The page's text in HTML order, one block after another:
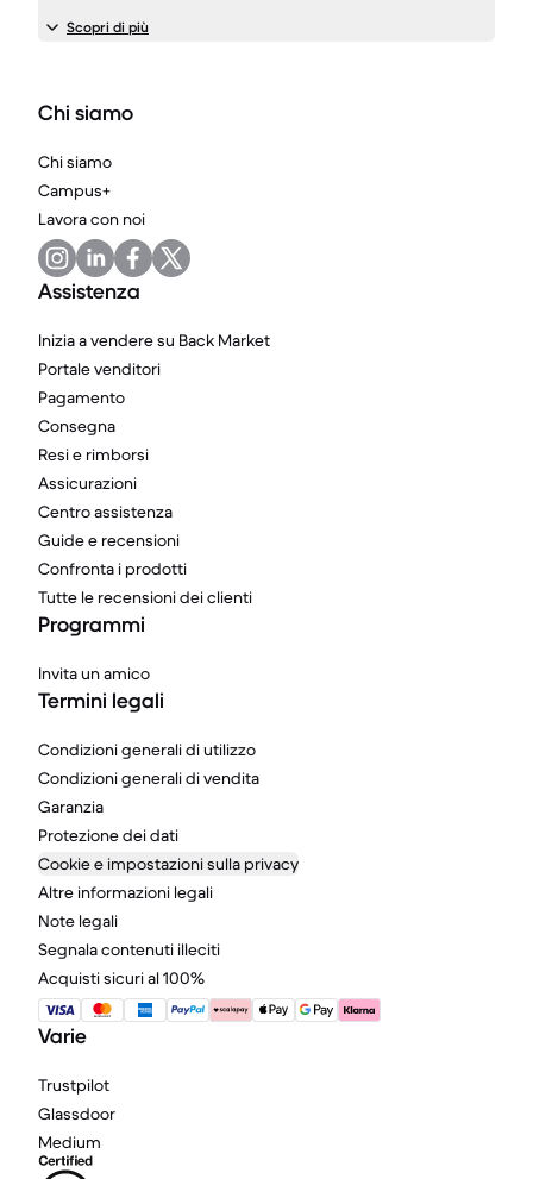
Scopri di più
Chi siamo
Chi siamo
Campus+
Lavora con noi
Assistenza
Inizia a vendere su Back Market
Portale venditori
Pagamento
Consegna
Resi e rimborsi
Assicurazioni
Centro assistenza
Guide e recensioni
Confronta i prodotti
Tutte le recensioni dei clienti
Programmi
Invita un amico
Termini legali
Condizioni generali di utilizzo
Condizioni generali di vendita
Garanzia
Protezione dei dati
Cookie e impostazioni sulla privacy
Altre informazioni legali
Note legali
Segnala contenuti illeciti
Acquisti sicuri al 100%
Varie
Trustpilot
Glassdoor
Medium